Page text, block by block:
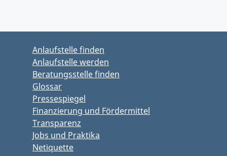
Anlaufstelle finden
Anlaufstelle werden
Beratungsstelle finden
Glossar
Pressespiegel
Finanzierung und Fördermittel
Transparenz
Jobs und Praktika
Netiquette